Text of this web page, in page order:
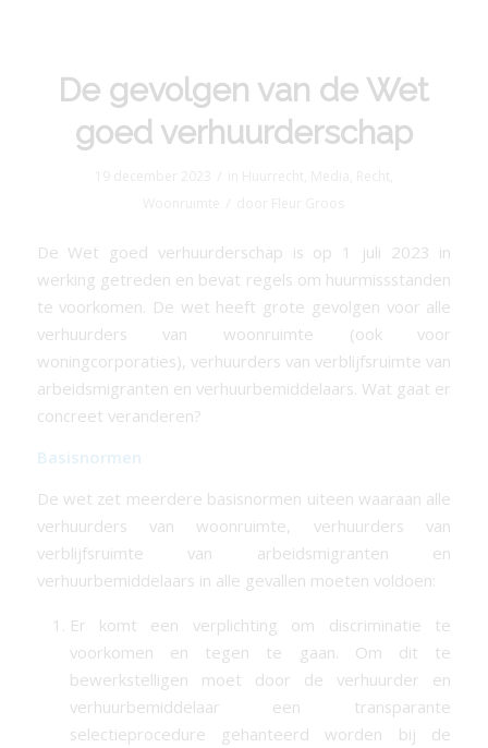
De gevolgen van de Wet
goed verhuurderschap
De Wet goed verhuurderschap is op 1 juli 2023 in
werking getreden en bevat regels om huurmissstanden
te voorkomen. De wet heeft grote gevolgen voor alle
verhuurders van woonruimte (ook voor
woningcorporaties), verhuurders van verblijfsruimte van
arbeidsmigranten en verhuurbemiddelaars. Wat gaat er
concreet veranderen?
Basisnormen
De wet zet meerdere basisnormen uiteen waaraan alle
verhuurders van woonruimte, verhuurders van
verblijfsruimte van arbeidsmigranten en
verhuurbemiddelaars in alle gevallen moeten voldoen:
Er komt een verplichting om discriminatie te
voorkomen en tegen te gaan. Om dit te
bewerkstelligen moet door de verhuurder en
verhuurbemiddelaar een transparante
selectieprocedure gehanteerd worden bij de